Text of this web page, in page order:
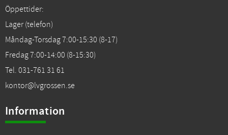
Öppettider:
Lager (telefon)
Måndag-Torsdag 7:00-15:30 (8-17)
Fredag 7:00-14:00 (8-15:30)
Tel. 031-761 31 61
kontor@lvgrossen.se
Information